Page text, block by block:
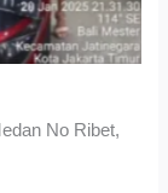
No Ribet,